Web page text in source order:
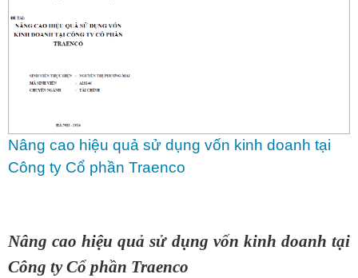
Nâng cao hiệu quả sử dụng vốn kinh doanh tại
Công ty Cổ phần Traenco
Nâng cao hiệu quả sử dụng vốn kinh doanh tại
Công ty Cổ phần Traenco